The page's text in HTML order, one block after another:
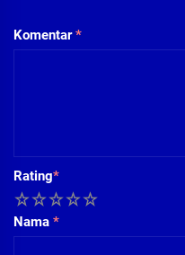
Komentar*
Rating*
5
4
3
2
Nama *